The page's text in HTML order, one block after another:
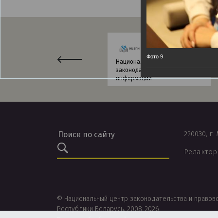
Национальный центр
законодательства и правовой
информации
220030,
© Национальный центр законодательства и
Республики Беларусь, 2008-2026.
Фото 9